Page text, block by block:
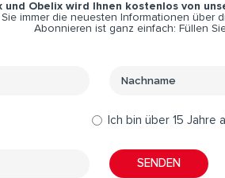
und Obelix wird Ihnen kostenlos von
immer die neuesten Informationen über
Abonnieren ist ganz einfach: Füllen
Ich bin über 15 Jahre